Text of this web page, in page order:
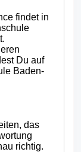
findet in
Du auf
Baden-
das
richtig.